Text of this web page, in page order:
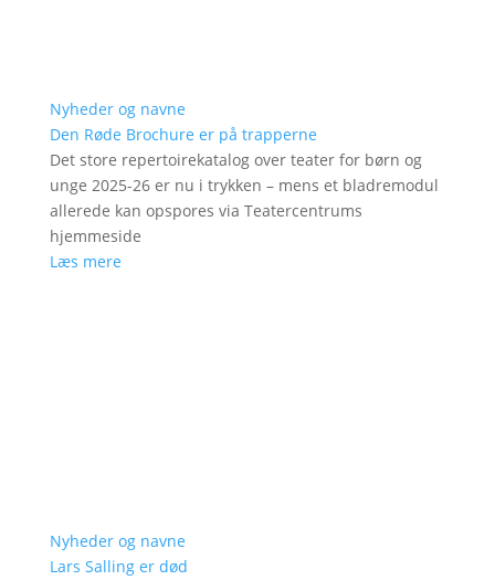
Nyheder og navne
Den Røde Brochure er på trapperne
Det store repertoirekatalog over teater for børn og
unge 2025-26 er nu i trykken – mens et bladremodul
allerede kan opspores via Teatercentrums
hjemmeside
Læs mere
Nyheder og navne
Lars Salling er død